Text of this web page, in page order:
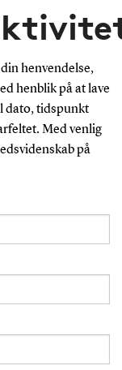
henvendelse,
henblik på at lave
dato, tidspunkt
Med venlig
på